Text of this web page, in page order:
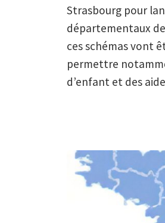
Strasbourg pour
départementaux
ces schémas vont
permettre
d’enfant et des